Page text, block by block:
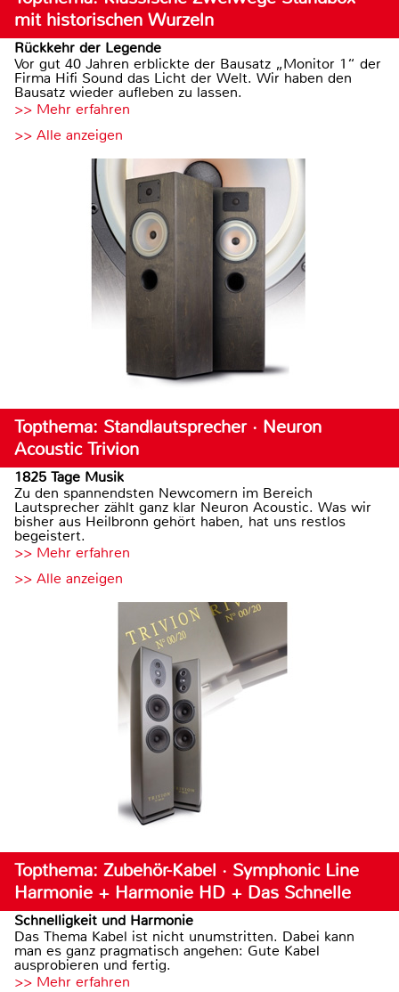
mit historischen Wurzeln
Rückkehr der Legende
Vor gut 40 Jahren erblickte der Bausatz „Monitor 1“ der
Firma Hifi Sound das Licht der Welt. Wir haben den
Bausatz wieder aufleben zu lassen.
>> Mehr erfahren
>> Alle anzeigen
Topthema: Standlautsprecher · Neuron
Acoustic Trivion
1825 Tage Musik
Zu den spannendsten Newcomern im Bereich
Lautsprecher zählt ganz klar Neuron Acoustic. Was wir
bisher aus Heilbronn gehört haben, hat uns restlos
begeistert.
>> Mehr erfahren
>> Alle anzeigen
Topthema: Zubehör-Kabel · Symphonic Line
Harmonie + Harmonie HD + Das Schnelle
Schnelligkeit und Harmonie
Das Thema Kabel ist nicht unumstritten. Dabei kann
man es ganz pragmatisch angehen: Gute Kabel
ausprobieren und fertig.
>> Mehr erfahren